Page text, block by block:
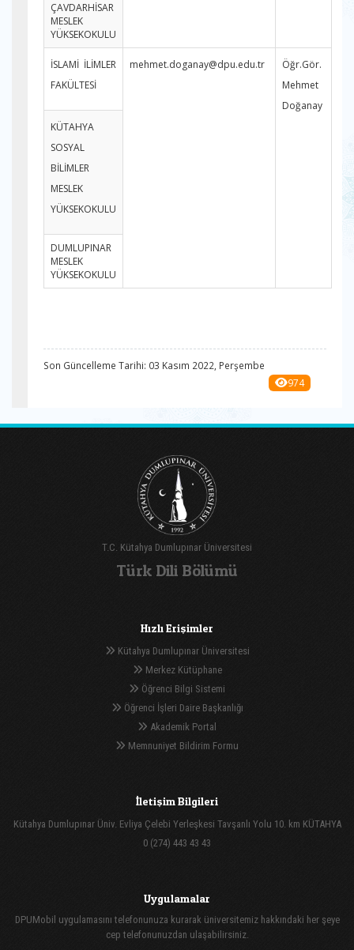
ÇAVDARHİSAR
MESLEK
YÜKSEKOKULU
İSLAMİ İLİMLER
FAKÜLTESİ
mehmet.doganay@dpu.edu.tr
Öğr.Gör.
Mehmet
Doğanay
KÜTAHYA
SOSYAL
BİLİMLER
MESLEK
YÜKSEKOKULU
DUMLUPINAR
MESLEK
YÜKSEKOKULU
Son Güncelleme Tarihi: 03 Kasım 2022, Perşembe
974
T.C. Kütahya Dumlupınar Üniversitesi
Türk Dili Bölümü
Hızlı Erişimler
Kütahya Dumlupınar Üniversitesi
Merkez Kütüphane
Öğrenci Bilgi Sistemi
Öğrenci İşleri Daire Başkanlığı
Akademik Portal
Memnuniyet Bildirim Formu
İletişim Bilgileri
Kütahya Dumlupınar Üniv. Evliya Çelebi Yerleşkesi Tavşanlı Yolu 10. km KÜTAHYA
0 (274) 443 43 43
Uygulamalar
DPUMobil uygulamasını telefonunuza kurarak üniversitemiz hakkındaki her şeye
cep telefonunuzdan ulaşabilirsiniz.